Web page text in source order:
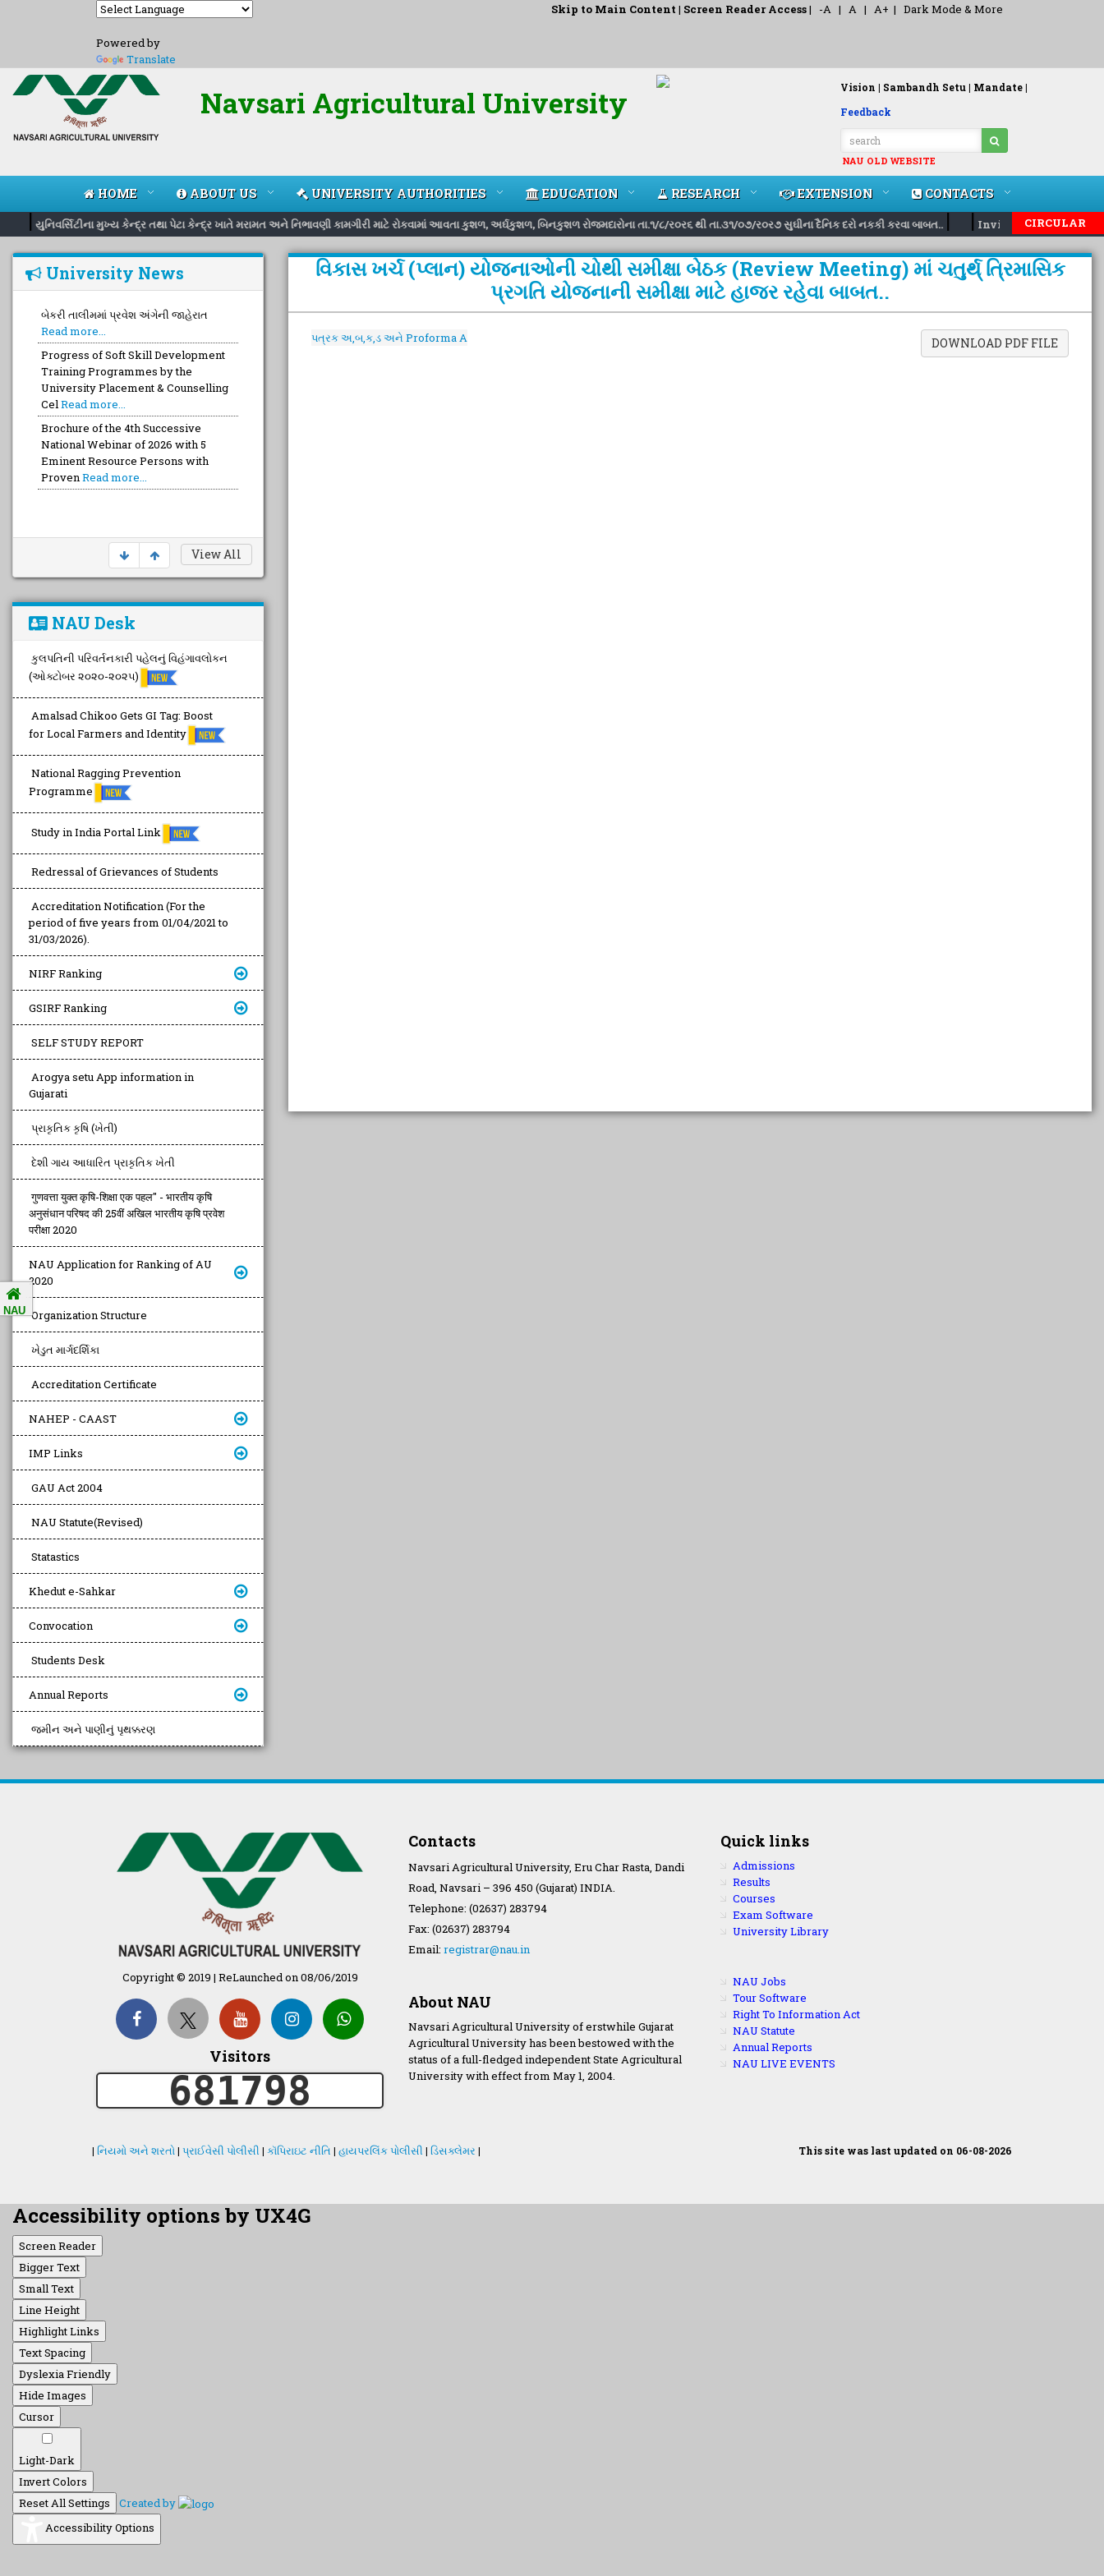
Powered by
Translate
Skip to Main Content | Screen Reader Access| -A | A | A+ | Dark Mode & More
Navsari Agricultural University Vision | Sambandh Setu | Mandate |
Feedback
NAU OLD WEBSITE
HOME ABOUT US UNIVERSITY AUTHORITIES EDUCATION RESEARCH EXTENSION CONTACTS
| યુનિવર્સિટીના મુખ્ય કેન્દ્ર તથા પેટા કેન્દ્ર ખાતે મરામત અને નિભાવણી કામગીરી માટે રોકવામાં આવતા કુશળ, અર્ઘકુશળ, બિનકુશળ રોજમદારોના તા.૧/૮/ર૦ર૬ થી તા.૩૧/૦૭/ર૦ર૭ સુઘીના દૈનિક દરો નકકી કરવા બાબત..| | Inviting nomination for
CIRCULAR
University News
બેકરી તાલીમમાં પ્રવેશ અંગેની જાહેરાત
Read more...
Progress of Soft Skill Development
Training Programmes by the
University Placement & Counselling
CelRead more...
Brochure of the 4th Successive
National Webinar of 2026 with 5
Eminent Resource Persons with
ProvenRead more...
View All
NAU Desk
કુલપતિની પરિવર્તનકારી પહેલનું વિહંગાવલોકન
(ઓક્ટોબર ૨૦૨૦-૨૦૨૫)
Amalsad Chikoo Gets GI Tag: Boost
for Local Farmers and Identity
National Ragging Prevention
Programme
Study in India Portal Link
Redressal of Grievances of Students
Accreditation Notification (For the
period of five years from 01/04/2021 to
31/03/2026).
NIRF Ranking
GSIRF Ranking
SELF STUDY REPORT
Arogya setu App information in
Gujarati
પ્રાકૃતિક કૃષિ (ખેતી)
દેશી ગાય આધારિત પ્રાકૃતિક ખેતી
गुणवत्ता युक्त कृषि-शिक्षा एक पहल" - भारतीय कृषि
अनुसंधान परिषद की 25वीं अखिल भारतीय कृषि प्रवेश
परीक्षा 2020
NAU Application for Ranking of AU
2020
Organization Structure
ખેડુત માર્ગદર્શિકા
Accreditation Certificate
NAHEP - CAAST
IMP Links
GAU Act 2004
NAU Statute(Revised)
Statastics
Khedut e-Sahkar
Convocation
Students Desk
Annual Reports
જમીન અને પાણીનું પૃથક્કરણ
વિકાસ ખર્ચ (પ્લાન) યોજનાઓની ચોથી સમીક્ષા બેઠક (Review Meeting) માં ચતુર્થ્ ત્રિમાસિક
પ્રગતિ યોજનાની સમીક્ષા માટે હાજર રહેવા બાબત..
DOWNLOAD PDF FILE
પત્રક અ,બ,ક,ડ અને Proforma A
Copyright © 2019 | ReLaunched on 08/06/2019
Visitors
681798
Contacts
Navsari Agricultural University, Eru Char Rasta, Dandi
Road, Navsari – 396 450 (Gujarat) INDIA.
Telephone: (02637) 283794
Fax: (02637) 283794
Email: registrar@nau.in
About NAU
Navsari Agricultural University of erstwhile Gujarat
Agricultural University has been bestowed with the
status of a full-fledged independent State Agricultural
University with effect from May 1, 2004.
Quick links
Admissions
Results
Courses
Exam Software
University Library
NAU Jobs
Tour Software
Right To Information Act
NAU Statute
Annual Reports
NAU LIVE EVENTS
| નિયમો અને શરતો| પ્રાઈવેસી પોલીસી | કૉપિરાઇટ નીતિ | હાયપરલિંક પોલીસી | ડિસક્લેમર | This site was last updated on 06-08-2026
NAU
Accessibility options by UX4G
Screen Reader
Bigger Text
Small Text
Line Height
Highlight Links
Text Spacing
Dyslexia Friendly
Hide Images
Cursor
Light-Dark
Invert Colors
Reset All Settings
Created by
Accessibility Options